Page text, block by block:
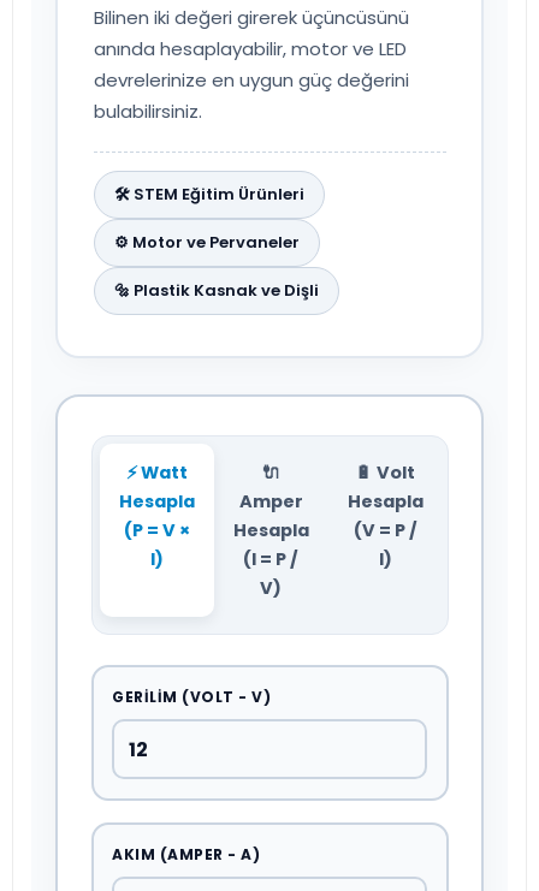
Bilinen iki değeri girerek üçüncüsünü
anında hesaplayabilir, motor ve LED
devrelerinize en uygun güç değerini
bulabilirsiniz.
🛠️ STEM Eğitim Ürünleri
⚙️ Motor ve Pervaneler
🔩 Plastik Kasnak ve Dişli
⚡ Watt
Hesapla
(P = V ×
I)
🔌
Amper
Hesapla
(I = P /
V)
🔋 Volt
Hesapla
(V = P /
I)
GERILIM (VOLT - V)
AKIM (AMPER - A)